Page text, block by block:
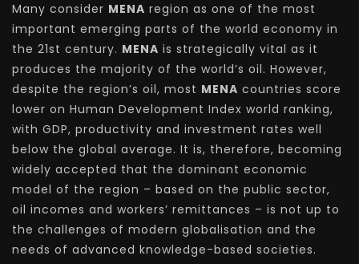
Many consider MENA region as one of the most
important emerging parts of the world economy in
the 21st century. MENA is strategically vital as it
produces the majority of the world’s oil. However,
despite the region’s oil, most MENA countries score
lower on Human Development Index world ranking,
with GDP, productivity and investment rates well
below the global average. It is, therefore, becoming
widely accepted that the dominant economic
model of the region – based on the public sector,
oil incomes and workers’ remittances – is not up to
the challenges of modern globalisation and the
needs of advanced knowledge-based societies.